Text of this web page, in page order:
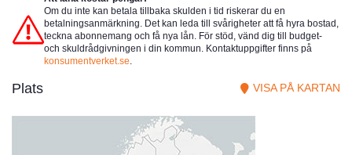
Om du inte kan betala tillbaka skulden i tid riskerar du en
betalningsanmärkning. Det kan leda till svårigheter att få hyra bostad,
teckna abonnemang och få nya lån. För stöd, vänd dig till budget-
och skuldrådgivningen i din kommun. Kontaktuppgifter finns på
konsumentverket.se
Plats VISA PÅ KARTAN